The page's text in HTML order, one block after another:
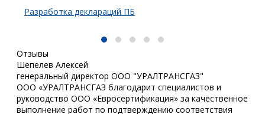
Разработка деклараций ПБ
Отзывы
Шепелев Алексей
генеральный директор ООО "УРАЛТРАНСГАЗ"
ООО «УРАЛТРАНСГАЗ благодарит специалистов и
руководство ООО «Евросертификация» за качественное
выполнение работ по подтверждению соответствия